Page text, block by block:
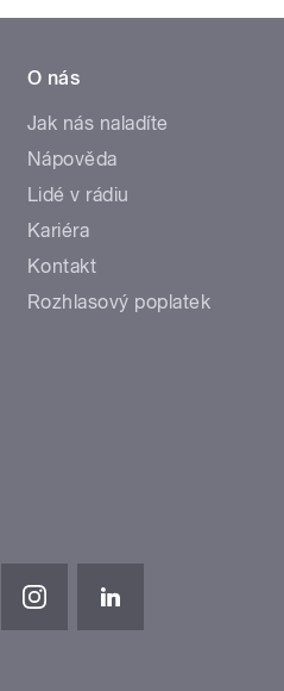
O nás
Jak nás naladíte
Nápověda
Lidé v rádiu
Kariéra
Kontakt
Rozhlasový poplatek